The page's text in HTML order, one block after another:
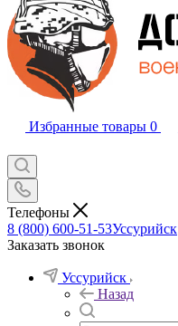
Избранные товары 0
Телефоны
8 (800) 600-51-53Уссурийск
Заказать звонок
Уссурийск
Назад